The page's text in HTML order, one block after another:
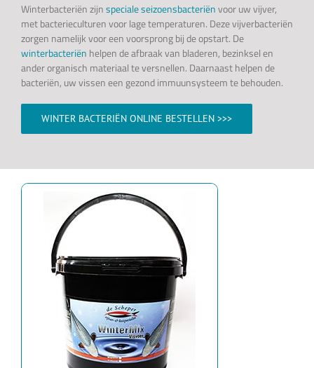
Winterbacteriën zijnspeciale seizoensbacteriënvoor uw vijver,
met bacterieculturen voor lage temperaturen. Deze vijverbacteriën
zorgen namelijk voor een voorsprong bij de opstart. De
winterbacteriën helpen de afbraak van bladeren, bezinksel en
ander organisch materiaal te versnellen. Daarnaast helpen de
bacteriën, uw vissen een gezond immuunsysteem te behouden.
WINTER BACTERIËN ONLINE BESTELLEN >>>